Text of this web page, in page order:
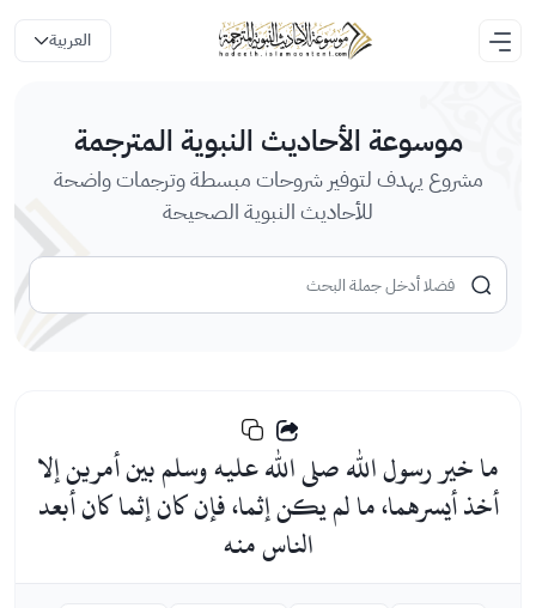
العربية
موسوعة الأحاديث النبوية المترجمة
مشروع يهدف لتوفير شروحات مبسطة وترجمات واضحة
للأحاديث النبوية الصحيحة
ما خير رسول الله صلى الله عليه وسلم بين أمرين إلا
أخذ أيسرهما، ما لم يكن إثما، فإن كان إثما كان أبعد
الناس منه